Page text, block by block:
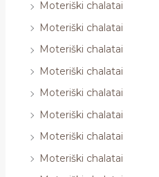
Moteriški chalatai
Moteriški chalatai
Moteriški chalatai
Moteriški chalatai
Moteriški chalatai
Moteriški chalatai
Moteriški chalatai
Moteriški chalatai